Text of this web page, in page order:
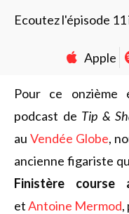
Ecoutez l'épisode 11
Apple
Pour ce onzième
podcast de Tip &
au Vendée Globe,
ancienne figariste
Finistère course
etAntoine Mermod,